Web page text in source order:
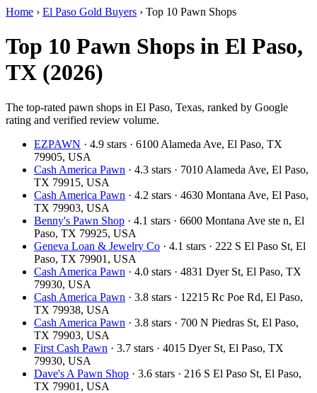
Home › El Paso Gold Buyers › Top 10 Pawn Shops
Top 10 Pawn Shops in El Paso,
TX (2026)
The top-rated pawn shops in El Paso, Texas, ranked by Google
rating and verified review volume.
EZPAWN · 4.9 stars · 6100 Alameda Ave, El Paso, TX
79905, USA
Cash America Pawn · 4.3 stars · 7010 Alameda Ave, El Paso,
TX 79915, USA
Cash America Pawn · 4.2 stars · 4630 Montana Ave, El Paso,
TX 79903, USA
Benny's Pawn Shop · 4.1 stars · 6600 Montana Ave ste n, El
Paso, TX 79925, USA
Geneva Loan & Jewelry Co · 4.1 stars · 222 S El Paso St, El
Paso, TX 79901, USA
Cash America Pawn · 4.0 stars · 4831 Dyer St, El Paso, TX
79930, USA
Cash America Pawn · 3.8 stars · 12215 Rc Poe Rd, El Paso,
TX 79938, USA
Cash America Pawn · 3.8 stars · 700 N Piedras St, El Paso,
TX 79903, USA
First Cash Pawn · 3.7 stars · 4015 Dyer St, El Paso, TX
79930, USA
Dave's A Pawn Shop · 3.6 stars · 216 S El Paso St, El Paso,
TX 79901, USA